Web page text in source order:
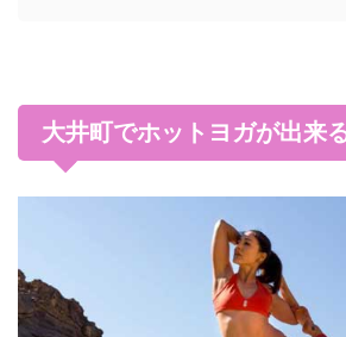
大井町でホットヨガが出来